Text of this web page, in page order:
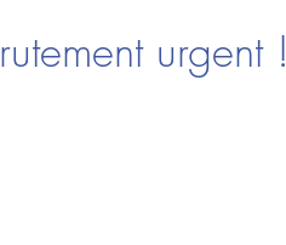
urgent !